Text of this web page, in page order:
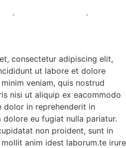
consectetur adipiscing elit,
ut labore et dolore
veniam, quis nostrud
nisi ut aliquip ex eacommodo
dolor in reprehenderit in
eu fugiat nulla pariatur.
non proident, sunt in
anim idest laborum.te irure